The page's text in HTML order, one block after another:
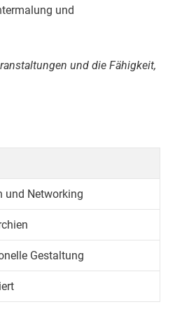
und
und die Fähigkeit,
und Networking
Gestaltung